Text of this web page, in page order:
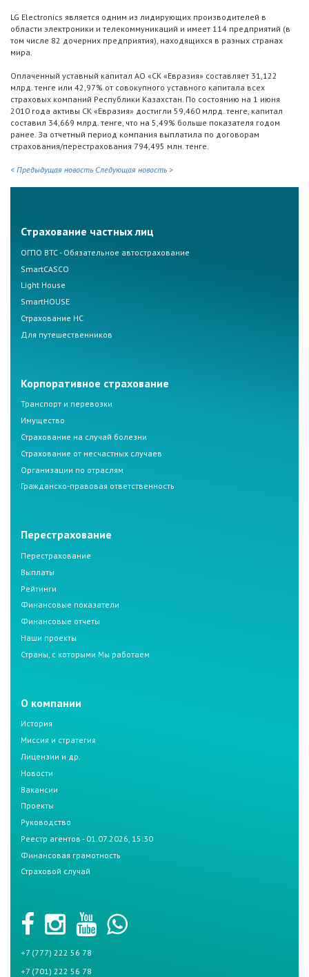
LG Electronics является одним из лидирующих производителей в
области электроники и телекоммуникаций и имеет 114 предприятий (в
том числе 82 дочерних предприятия), находящихся в разных странах
мира.
Оплаченный уставный капитал АО «СК «Евразия» составляет 31,122
млрд. тенге или 42,97% от совокупного уставного капитала всех
страховых компаний Республики Казахстан. По состоянию на 1 июня
2010 года активы СК «Евразия» достигли 59,460 млрд. тенге, капитал
составил 34,669 млрд. тенге, что на 5,49% больше показателя годом
ранее. За отчетный период компания выплатила по договорам
страхования/перестрахования 794,495 млн. тенге.
< Предыдущая новость Следующая новость >
Страхование частных лиц
ОГПО ВТС - Обязательное автострахование
SmartCASCO
Light House
SmartHOUSE
Страхование НС
Для путешественников
Корпоративное страхование
Транспорт и перевозки
Имущество
Страхование на случай болезни
Страхование от несчастных случаев
Организации по отраслям
Гражданско-правовая ответственность
Перестрахование
Перестрахование
Выплаты
Рейтинги
Финансовые показатели
Финансовые отчеты
Наши проекты
Страны, с которыми Мы работаем
О компании
История
Миссия и стратегия
Лицензии и др.
Новости
Вакансии
Проекты
Руководство
Реестр агентов - 01.07.2026, 15:30
Финансовая грамотность
Страховой случай
+7 (777) 222 56 78
+7 (701) 222 56 78